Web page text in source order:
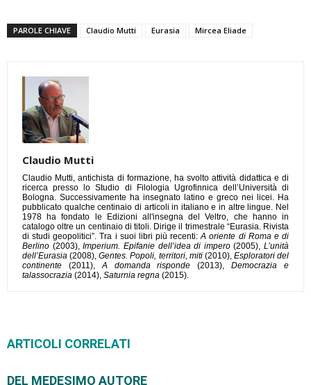
PAROLE CHIAVE Claudio Mutti Eurasia Mircea Eliade
Claudio Mutti
Claudio Mutti, antichista di formazione, ha svolto attività didattica e di
ricerca presso lo Studio di Filologia Ugrofinnica dell’Università di
Bologna. Successivamente ha insegnato latino e greco nei licei. Ha
pubblicato qualche centinaio di articoli in italiano e in altre lingue. Nel
1978 ha fondato le Edizioni all'insegna del Veltro, che hanno in
catalogo oltre un centinaio di titoli. Dirige il trimestrale “Eurasia. Rivista
di studi geopolitici”. Tra i suoi libri più recenti:A oriente di Roma e di
Berlino (2003),Imperium. Epifanie dell’idea di impero(2005), L’unità
dell’Eurasia (2008),Gentes. Popoli, territori, miti(2010), Esploratori del
continente (2011),A domanda risponde (2013),Democrazia e
talassocrazia (2014), Saturnia regna (2015).
ARTICOLI CORRELATI
DEL MEDESIMO AUTORE